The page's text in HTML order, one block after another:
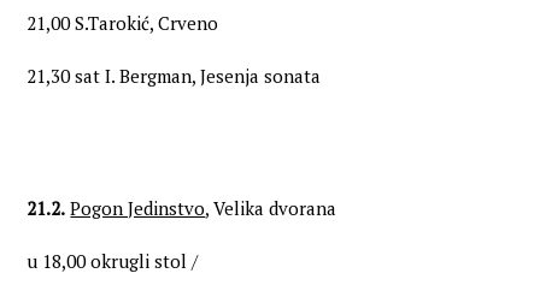
21,00 S.Tarokić, Crveno
21,30 sat I. Bergman, Jesenja sonata
21.2. Pogon Jedinstvo, Velika dvorana
u 18,00 okrugli stol /